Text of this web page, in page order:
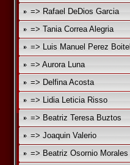
=> Rafael DeDios Garcia
=> Tania Correa Alegria
=> Luis Manuel Perez Boitel
=> Aurora Luna
=> Delfina Acosta
=> Lidia Leticia Risso
=> Beatriz Teresa Buztos
=> Joaquin Valerio
=> Beatriz Osornio Morales